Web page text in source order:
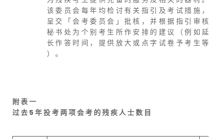
该 委 员 会 每 年 均 检 讨 有 关 指 引 及 考 试 措 施 ，
呈 交 「 会 考 委 员 会 」 批 核 ， 并 根 据 指 引 审 核
秘 书 处 为 个 别 考 生 所 作 安 排 的 建 议 （ 例 如 延
长 作 答 时 间 ， 提 供 放 大 或 点 字 试 卷 予 考 生 等
） 。
附 表 一
过 去 5 年 投 考 两 项 会 考 的 残 疾 人 士 数 目